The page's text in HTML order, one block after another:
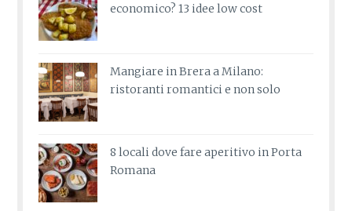
economico? 13 idee low cost
Mangiare in Brera a Milano:
ristoranti romantici e non solo
8 locali dove fare aperitivo in Porta
Romana